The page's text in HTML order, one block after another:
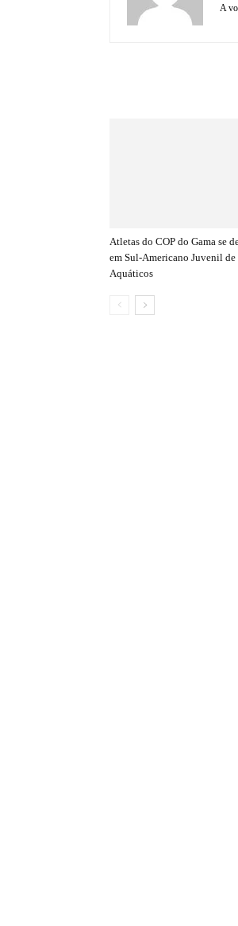
A
Atletas do COP do Gama se
em Sul-Americano Juvenil de
Aquáticos